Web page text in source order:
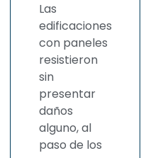
Las
edificaciones
con paneles
resistieron
sin
presentar
daños
alguno, al
paso de los